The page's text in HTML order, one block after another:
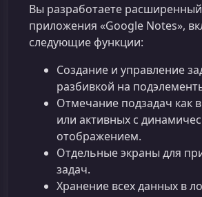
Вы разработаете
приложения «Google Notes»,
следующие функции:
Создание и управление
разбивкой на
Отмечание подзадач как
или активных с
отображением.
Отдельные экраны для
задач.
Хранение всех данных в